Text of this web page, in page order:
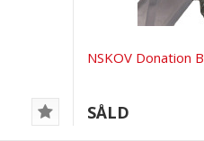
NSKOV Donation
SÅLD